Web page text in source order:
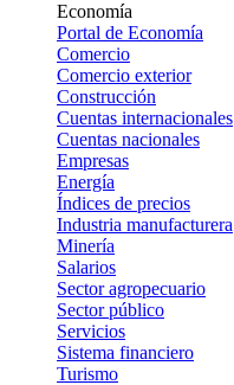
Economía
Portal de Economía
Comercio
Comercio exterior
Construcción
Cuentas internacionales
Cuentas nacionales
Empresas
Energía
Índices de precios
Industria manufacturera
Minería
Salarios
Sector agropecuario
Sector público
Servicios
Sistema financiero
Turismo